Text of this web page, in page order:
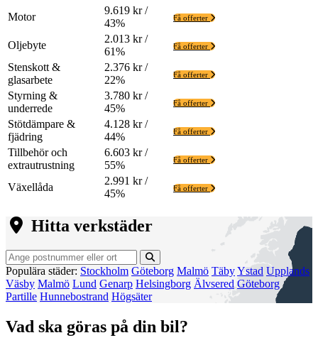
Motor
9.619 kr /
43%
Få offerter
Oljebyte
2.013 kr /
61%
Få offerter
Stenskott &
glasarbete
2.376 kr /
22%
Få offerter
Styrning &
underrede
3.780 kr /
45%
Få offerter
Stötdämpare &
fjädring
4.128 kr /
44%
Få offerter
Tillbehör och
extrautrustning
6.603 kr /
55%
Få offerter
Växellåda
2.991 kr /
45%
Få offerter
Hitta verkstäder
Populära städer: Stockholm Göteborg Malmö TäbyYstad Upplands
Väsby Malmö Lund Genarp Helsingborg Älvsered Göteborg
Partille Hunnebostrand Högsäter
Vad ska göras på din bil?